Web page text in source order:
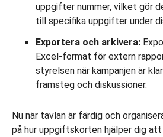
uppgifter nummer, vilket gör
till specifika uppgifter under
Exportera och arkivera:
Excel-format för extern
styrelsen när kampanjen är
framsteg och diskussioner.
Nu när tavlan är färdig och
på hur uppgiftskorten hjälper dig